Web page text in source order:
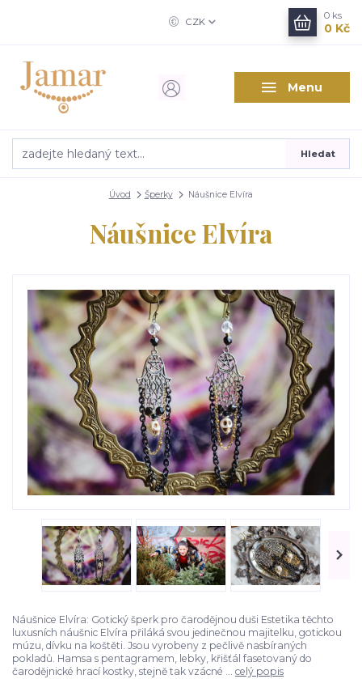
Menu
CZK
Hledat
0 ks
0 Kč
Úvod Šperky Náušnice Elvíra
Náušnice Elvíra
Náušnice Elvíra: Gotický šperk pro čarodějnou duši Estetika těchto
luxusních náušnic Elvíra přiláká svou jedinečnou majitelku, gotickou
múzu, dívku na koštěti. Jsou vyrobeny z pečlivě nasbíraných
pokladů. Hamsa s pentagramem, lebky, křišťál fasetovaný do
čarodějnické hrací kostky, stejně tak vzácné ... celý popis